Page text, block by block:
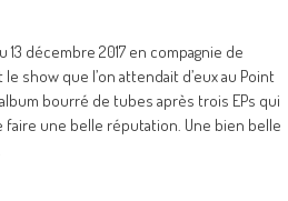
décembre 2017 en compagnie de
le show que l’on attendait d’eux au Point
bourré de tubes après trois EPs qui
faire une belle réputation. Une bien belle